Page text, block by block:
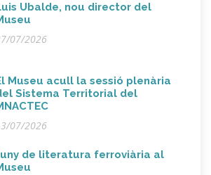
Ubalde, nou director del
07/2026
Museu acull la sessió plenària
Sistema Territorial del
07/2026
de literatura ferroviària al